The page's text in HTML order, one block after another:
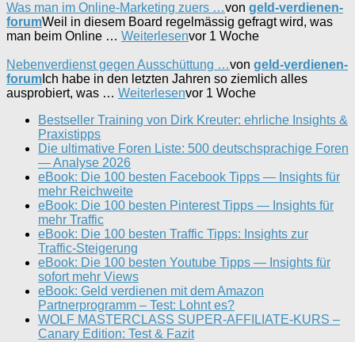
Was man im Online-Marketing zuers …von geld-verdienen-
forumWeil in diesem Board regelmässig gefragt wird, was
man beim Online … Weiterlesenvor 1 Woche
Nebenverdienst gegen Ausschüttung …von geld-verdienen-
forum Ich habe in den letzten Jahren so ziemlich alles
ausprobiert, was … Weiterlesenvor 1 Woche
Bestseller Training von Dirk Kreuter: ehrliche Insights &
Praxistipps
Die ultimative Foren Liste: 500 deutschsprachige Foren
— Analyse 2026
eBook: Die 100 besten Facebook Tipps — Insights für
mehr Reichweite
eBook: Die 100 besten Pinterest Tipps — Insights für
mehr Traffic
eBook: Die 100 besten Traffic Tipps: Insights zur
Traffic-Steigerung
eBook: Die 100 besten Youtube Tipps — Insights für
sofort mehr Views
eBook: Geld verdienen mit dem Amazon
Partnerprogramm – Test: Lohnt es?
WOLF MASTERCLASS SUPER-AFFILIATE-KURS –
Canary Edition: Test & Fazit